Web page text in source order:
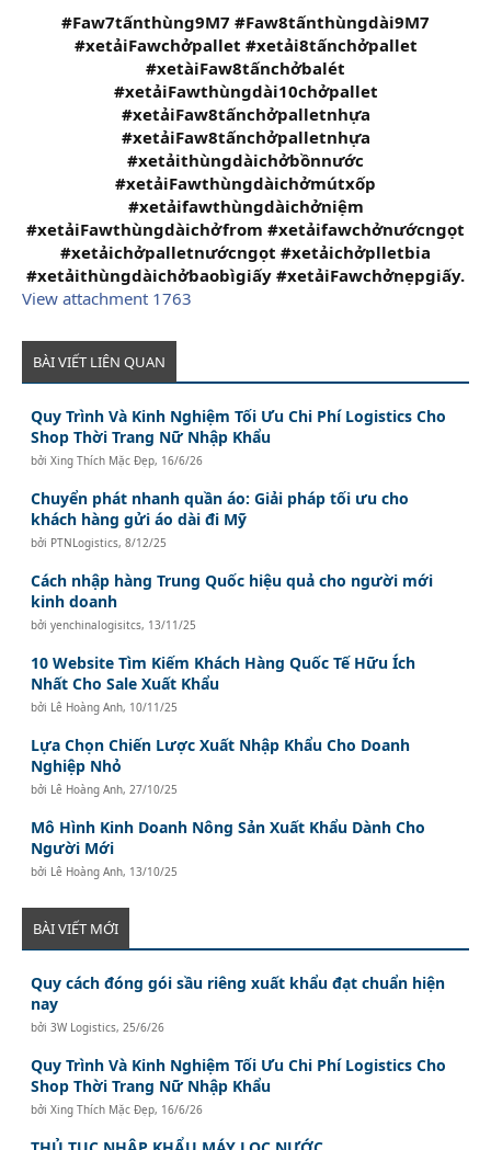
#Faw7tấnthùng9M7 #Faw8tấnthùngdài9M7
#xetảiFawchởpallet #xetải8tấnchởpallet
#xetàiFaw8tấnchởbalét
#xetảiFawthùngdài10chởpallet
#xetảiFaw8tấnchởpalletnhựa
#xetảiFaw8tấnchởpalletnhựa
#xetảithùngdàichởbồnnước
#xetảiFawthùngdàichởmútxốp
#xetảifawthùngdàichởniệm
#xetảiFawthùngdàichởfrom #xetảifawchởnướcngọt
#xetảichởpalletnướcngọt #xetảichởplletbia
#xetảithùngdàichởbaobìgiấy #xetảiFawchởnẹpgiấy.
View attachment 1763
BÀI VIẾT LIÊN QUAN
Quy Trình Và Kinh Nghiệm Tối Ưu Chi Phí Logistics Cho
Shop Thời Trang Nữ Nhập Khẩu
bởiXing Thích Mặc Đẹp, 16/6/26
Chuyển phát nhanh quần áo: Giải pháp tối ưu cho
khách hàng gửi áo dài đi Mỹ
bởi PTNLogistics,8/12/25
Cách nhập hàng Trung Quốc hiệu quả cho người mới
kinh doanh
bởiyenchinalogisitcs, 13/11/25
10 Website Tìm Kiếm Khách Hàng Quốc Tế Hữu Ích
Nhất Cho Sale Xuất Khẩu
bởi Lê Hoàng Anh, 10/11/25
Lựa Chọn Chiến Lược Xuất Nhập Khẩu Cho Doanh
Nghiệp Nhỏ
bởi Lê Hoàng Anh, 27/10/25
Mô Hình Kinh Doanh Nông Sản Xuất Khẩu Dành Cho
Người Mới
bởi Lê Hoàng Anh, 13/10/25
BÀI VIẾT MỚI
Quy cách đóng gói sầu riêng xuất khẩu đạt chuẩn hiện
nay
bởi3W Logistics, 25/6/26
Quy Trình Và Kinh Nghiệm Tối Ưu Chi Phí Logistics Cho
Shop Thời Trang Nữ Nhập Khẩu
bởiXing Thích Mặc Đẹp, 16/6/26